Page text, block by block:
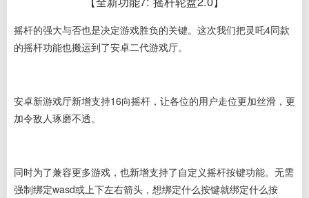
摇杆的强大与否也是决定游戏胜负的关键。这次我们把灵吒4同款
的摇杆功能也搬运到了安卓二代游戏厅。
安卓新游戏厅新增支持16向摇杆 ，让各位的用户走位更加丝滑，更
加令敌人琢磨不透。
同时为了兼容更多游戏，也新增支持了 自定义摇杆按键功能。无需
强制绑定wasd或上下左右箭头，想绑定什么按键就绑定什么按